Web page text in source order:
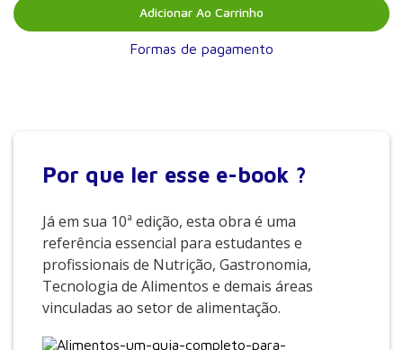
Adicionar Ao Carrinho
Formas de pagamento
Por que ler esse e-book ?
Já em sua 10ª edição, esta obra é uma
referência essencial para estudantes e
profissionais de Nutrição, Gastronomia,
Tecnologia de Alimentos e demais áreas
vinculadas ao setor de alimentação.